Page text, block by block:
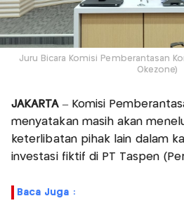
Juru Bicara Komisi Pemberantasan
Okezone)
JAKARTA– Komisi
menyatakan masih akan
keterlibatan pihak lain dalam
investasi fiktif di PT Taspen
Baca Juga :